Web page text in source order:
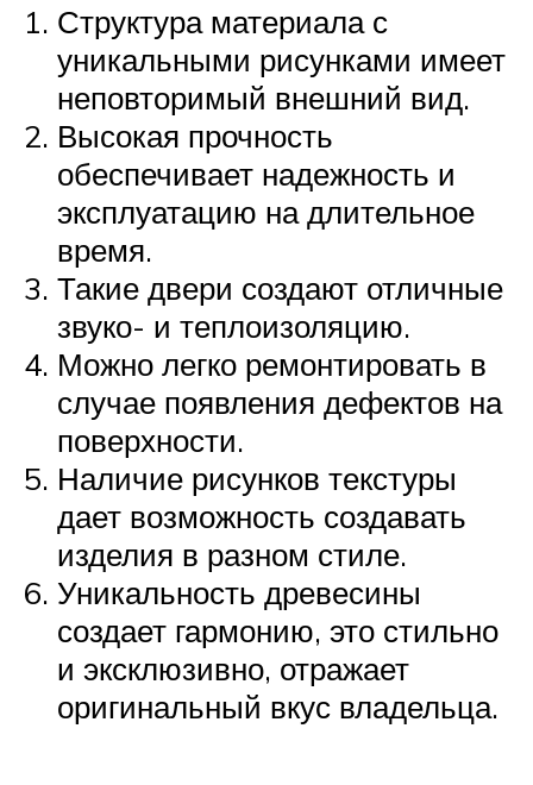
Структура материала с
уникальными рисунками имеет
неповторимый внешний вид.
Высокая прочность
обеспечивает надежность и
эксплуатацию на длительное
время.
Такие двери создают отличные
звуко- и теплоизоляцию.
Можно легко ремонтировать в
случае появления дефектов на
поверхности.
Наличие рисунков текстуры
дает возможность создавать
изделия в разном стиле.
Уникальность древесины
создает гармонию, это стильно
и эксклюзивно, отражает
оригинальный вкус владельца.